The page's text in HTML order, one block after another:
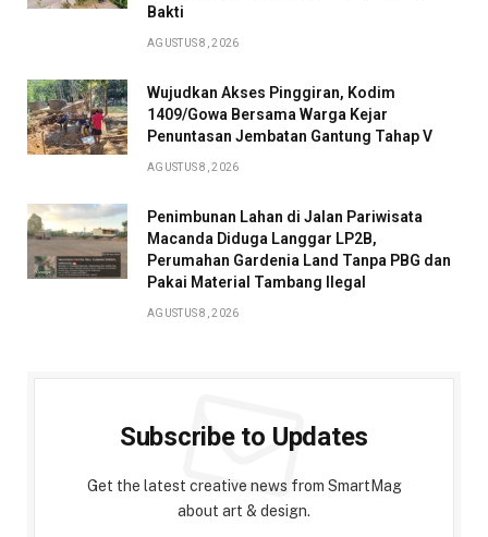
Bakti
AGUSTUS 8, 2026
Wujudkan Akses Pinggiran, Kodim
1409/Gowa Bersama Warga Kejar
Penuntasan Jembatan Gantung Tahap V
AGUSTUS 8, 2026
Penimbunan Lahan di Jalan Pariwisata
Macanda Diduga Langgar LP2B,
Perumahan Gardenia Land Tanpa PBG dan
Pakai Material Tambang Ilegal
AGUSTUS 8, 2026
Subscribe to Updates
Get the latest creative news from SmartMag
about art & design.